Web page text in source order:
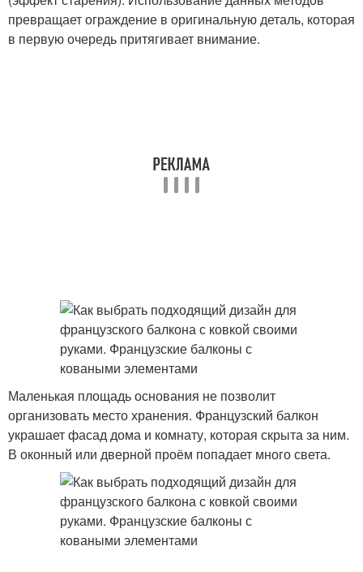
превращает ограждение в оригинальную деталь, которая
в первую очередь притягивает внимание.
Маленькая площадь основания не позволит
организовать место хранения. Французский балкон
украшает фасад дома и комнату, которая скрыта за ним.
В оконный или дверной проём попадает много света.